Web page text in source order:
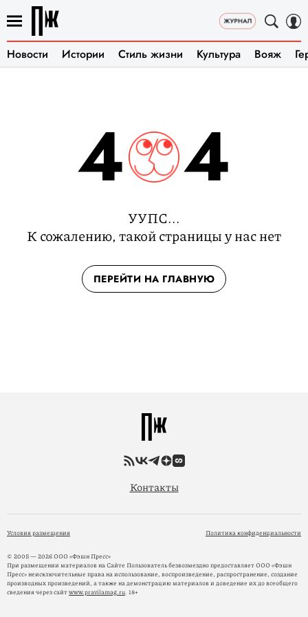
Новости Истории Стиль жизни Культура Вояж
4 4
УУПС...
К сожалению, такой страницы у нас нет
ПЕРЕЙТИ НА ГЛАВНУЮ
Контакты
Условия размещения Политика конфиденциальности
© 2005 — 2026 ООО «Фэшн Пресс»
При размещении материалов на Сайте Пользователь безвозмездно предоставляет ООО «Фэшн
Пресс» неисключительные права на использование, воспроизведение, распространение, создание
производных произведений, а также на демонстрацию материалов и доведение их до всеобщего
сведения через сайтwww.pravilamag.ru. 18+